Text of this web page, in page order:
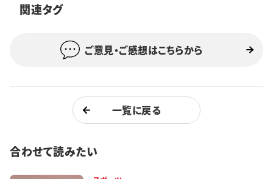
関連タグ
ご意見・ご感想はこちらから
一覧に戻る
合わせて読みたい